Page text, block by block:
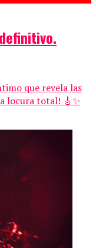
que revela las
locura total! 🎸✨